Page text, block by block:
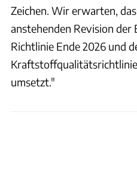
Zeichen. Wir erwarten,
anstehenden Revision
Richtlinie Ende 2026 und
umsetzt."